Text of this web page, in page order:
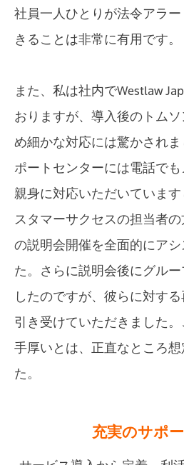
社員一人ひとりが法令アラ
きることは非常に有用です。
また、私は社内でWestlaw
おりますが、導入後のトム
め細かな対応には驚かされ
ポートセンターには電話で
親身に対応いただいていま
スタマーサクセスの担当者
の説明会開催を全面的にア
た。さらに説明会後にグル
したのですが、彼らに対す
引き受けていただきました
手厚いとは、正直なところ
た。
充実のサポ